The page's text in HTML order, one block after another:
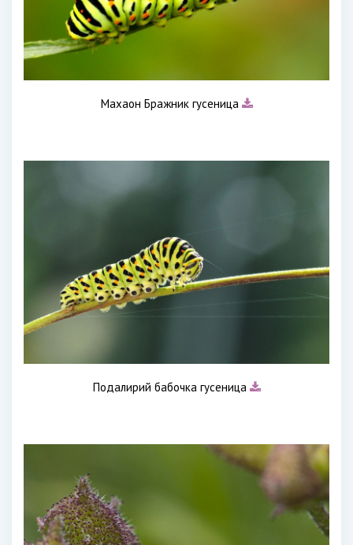
Махаон Бражник гусеница
Подалирий бабочка гусеница